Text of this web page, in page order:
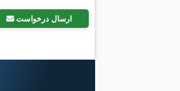
ارسال درخواست